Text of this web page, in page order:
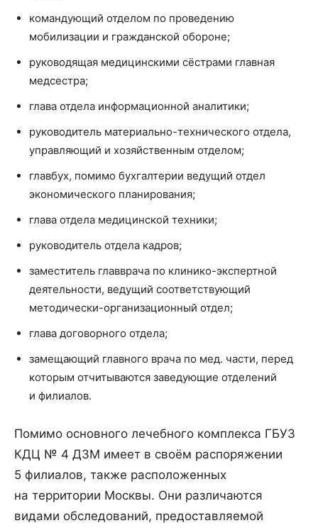
командующий отделом по проведению
мобилизации и гражданской обороне;
руководящая медицинскими сёстрами главная
медсестра;
глава отдела информационной аналитики;
руководитель материально-технического отдела,
управляющий и хозяйственным отделом;
главбух, помимо бухгалтерии ведущий отдел
экономического планирования;
глава отдела медицинской техники;
руководитель отдела кадров;
заместитель главврача по клинико-экспертной
деятельности, ведущий соответствующий
методически-организационный отдел;
глава договорного отдела;
замещающий главного врача по мед. части, перед
которым отчитываются заведующие отделений
и филиалов.
Помимо основного лечебного комплекса ГБУЗ
КДЦ № 4 ДЗМ имеет в своём распоряжении
5 филиалов, также расположенных
на территории Москвы. Они различаются
видами обследований, предоставляемой